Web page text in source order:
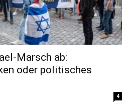
Marsch ab:
oder politisches
4